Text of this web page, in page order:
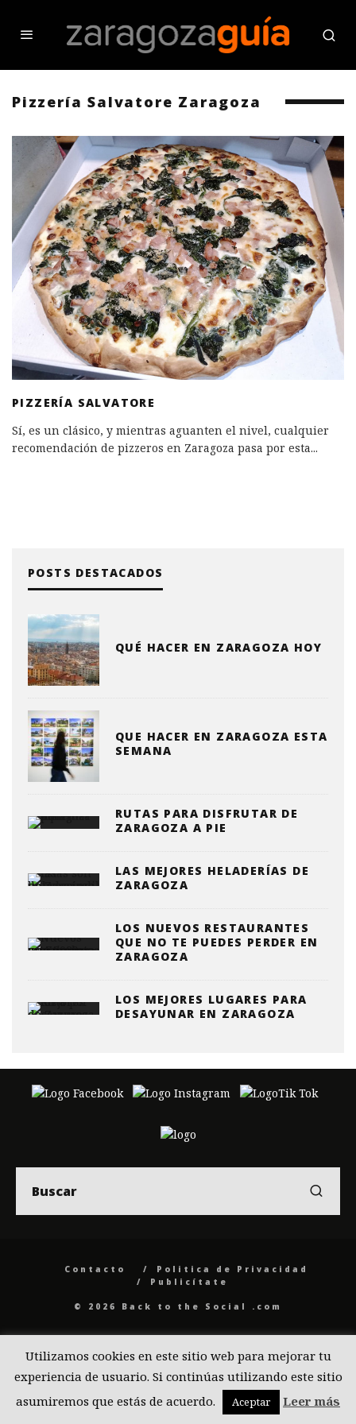
Pizzería Salvatore Zaragoza
PIZZERÍA SALVATORE
Sí, es un clásico, y mientras aguanten el nivel, cualquier
recomendación de pizzeros en Zaragoza pasa por esta...
POSTS DESTACADOS
QUÉ HACER EN ZARAGOZA HOY
QUE HACER EN ZARAGOZA ESTA
SEMANA
RUTAS PARA DISFRUTAR DE
ZARAGOZA A PIE
LAS MEJORES HELADERÍAS DE
ZARAGOZA
LOS NUEVOS RESTAURANTES
QUE NO TE PUEDES PERDER EN
ZARAGOZA
LOS MEJORES LUGARES PARA
DESAYUNAR EN ZARAGOZA
Contacto
Politica de Privacidad
Publicítate
© 2026 Back to the Social .com
Utilizamos cookies en este sitio web para mejorar tu
experiencia de usuario. Si continúas utilizando este sitio
asumiremos que estás de acuerdo.
Aceptar Leer más